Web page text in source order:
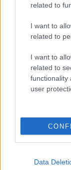
related to
I want to
related to
I want to
related to
functionality
user
Data
Asseco Resovia|
Cellfast Wilki
Motor Lublin|Stal
Resovia|
kartki